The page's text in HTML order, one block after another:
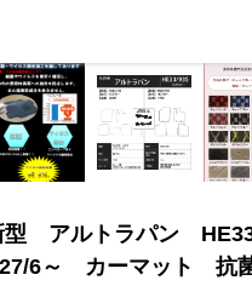
アルトラパン
6～ カーマット 抗